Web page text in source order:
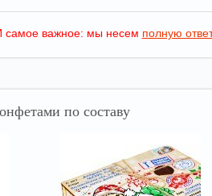
самое важное: мы несем полную
по составу